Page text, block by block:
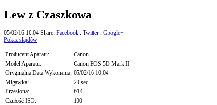
Lew z Czaszkowa
05/02/16 10:04 Share: Facebook , Twitter , Google+
Pokaz slajdów
Producent Aparatu:
Canon
Model Aparatu:
Canon EOS 5D Mark II
Oryginalna Data Wykonania: 05/02/16 10:04
Migawka:
20 sec
Przesłona:
f/14
Czułość ISO:
100